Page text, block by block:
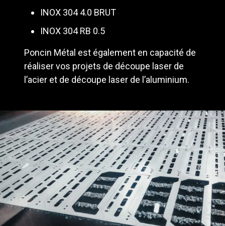
INOX 304 4.0 BRUT
INOX 304 RB 0.5
Poncin Métal est également en capacité de
réaliser vos projets de découpe laser de
l’acier et de découpe laser de l’aluminium.